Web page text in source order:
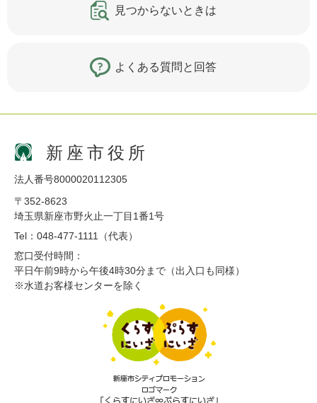
見つからないときは
よくある質問と回答
新座市役所
法人番号8000020112305
〒352-8623
埼玉県新座市野火止一丁目1番1号
Tel：048-477-1111（代表）
窓口受付時間：
平日午前9時から午後4時30分まで（出入口も同様）
※水道お客様センターを除く